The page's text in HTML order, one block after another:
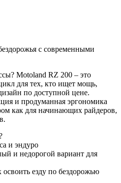
с современными
Motoland RZ 200 – это
для тех, кто ищет мощь,
по доступной цене.
и продуманная эргономика
как для начинающих райдеров,
и эндуро
и недорогой вариант для
езду по бездорожью